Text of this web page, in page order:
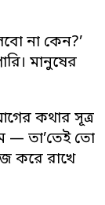
না কেন?’
মানুষের
কথার সূত্র
— তা’তেই তো
করে রাখে